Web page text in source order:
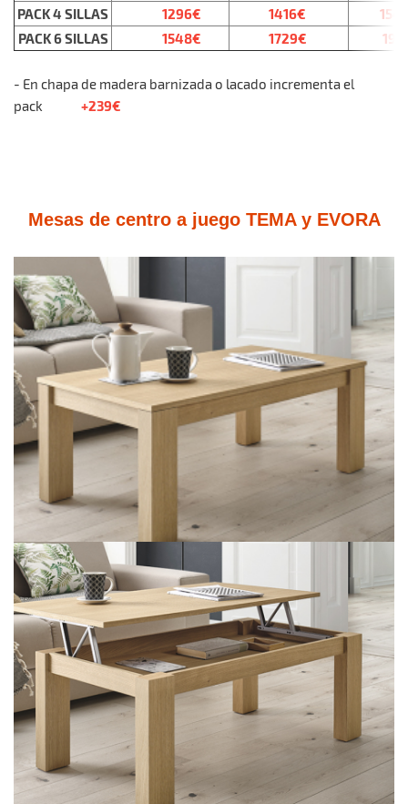
PACK 4 SILLAS 1296€ 1416€
PACK 6 SILLAS
1548€ 1729€
- En chapa de madera barnizada o lacado incrementa el
pack
+239€
Mesas de centro a juego TEMA y EVORA